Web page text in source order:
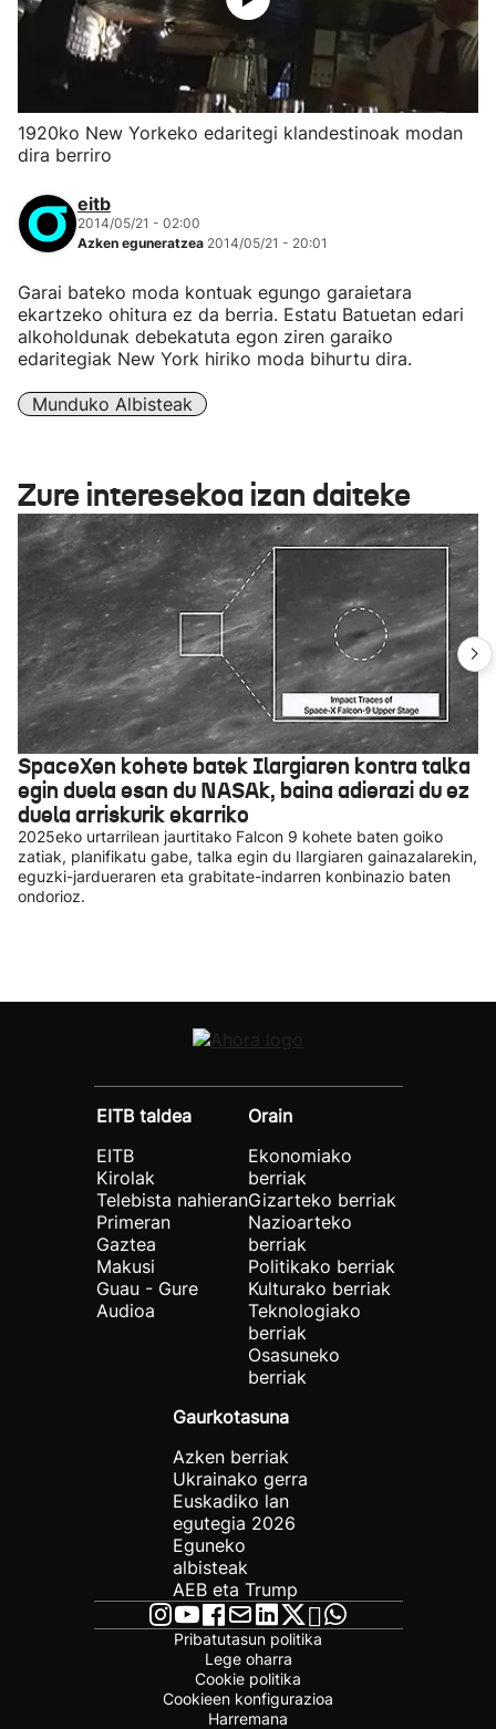
1920ko New Yorkeko edaritegi klandestinoak modan
dira berriro
eitb
2014/05/21 - 02:00
Azken eguneratzea 2014/05/21 - 20:01
Garai bateko moda kontuak egungo garaietara
ekartzeko ohitura ez da berria. Estatu Batuetan edari
alkoholdunak debekatuta egon ziren garaiko
edaritegiak New York hiriko moda bihurtu dira.
Munduko Albisteak
Zure interesekoa izan daiteke
SpaceXen kohete batek Ilargiaren kontra talka
egin duela esan du NASAk, baina adierazi du ez
duela arriskurik ekarriko
2025eko urtarrilean jaurtitako Falcon 9 kohete baten goiko
zatiak, planifikatu gabe, talka egin du Ilargiaren gainazalarekin,
eguzki-jardueraren eta grabitate-indarren konbinazio baten
ondorioz.
EITB taldea
EITB
Kirolak
Telebista nahieran
Primeran
Gaztea
Makusi
Guau - Gure
Audioa
Orain
Ekonomiako
berriak
Gizarteko berriak
Nazioarteko
berriak
Politikako berriak
Kulturako berriak
Teknologiako
berriak
Osasuneko
berriak
Gaurkotasuna
Azken berriak
Ukrainako gerra
Euskadiko lan
egutegia 2026
Eguneko
albisteak
AEB eta Trump
Pribatutasun politika
Lege oharra
Cookie politika
Cookieen konfigurazioa
Harremana